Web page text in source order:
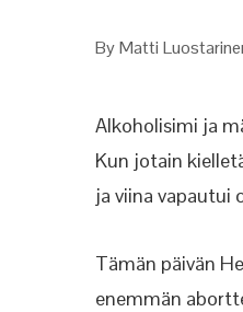
ByMatti
Alkoholisimi ja
Kun jotain
ja viina vapautui
Tämän päivän
enemmän